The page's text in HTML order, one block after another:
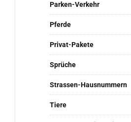
Parken-Verkehr
Pferde
Privat-Pakete
Sprüche
Strassen-Hausnummern
Tiere